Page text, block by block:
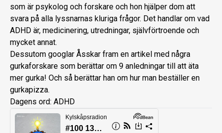
som är psykolog och forskare och hon hjälper dom att
svara på alla lyssnarnas kluriga frågor. Det handlar om vad
ADHD är, medicinering, utredningar, självförtroende och
mycket annat.
Dessutom googlar Åsskar fram en artikel med några
gurkaforskare som berättar om 9 anledningar till att äta
mer gurka! Och så berättar han om hur man beställer en
gurkapizza.
Dagens ord: ADHD